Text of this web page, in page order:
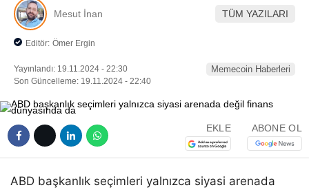
Mesut İnan TÜM YAZILARI
Editör: Ömer Ergin
Yayınlandı: 19.11.2024 - 22:30
Son Güncelleme: 19.11.2024 - 22:40
Memecoin Haberleri
EKLE ABONE OL
ABD başkanlık seçimleri yalnızca siyasi arenada